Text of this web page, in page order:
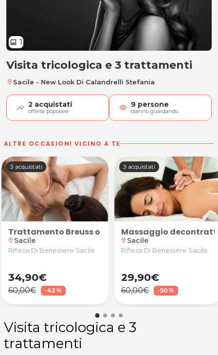
image 1
Visita tricologica e 3 trattamenti
Visita tricologica e 3 trattamenti
location_on Sacile - New Look Di Calandrelli Stefania
2 acquistati
offerta popolare visibility 9 persone
stanno guardando
ALTRE OCCASIONI VICINO A TE
Studio Olistico a Porcia
oppure rigenerante "Full Experience" 90' da
3 acquistati
Trattamento Breuss o coppettazione
location_on Sacile
Riflessi Di Benessere Sacile
34,90€
60,00€ -42%
3 acquistati
Massaggio
location_on Sacile
Riflessi Di Benessere Sacile
29,90€
60,00€ -50%
Visita tricologica e 3
trattamenti